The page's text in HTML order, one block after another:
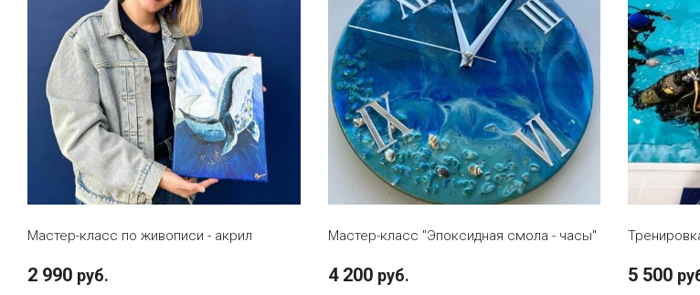
В КОРЗИНУ
Мастер-класс по живописи - акрил
2 990 руб.
В КОРЗИНУ
Мастер-класс "Эпоксидная смола - часы"
4 200 руб. 5 500